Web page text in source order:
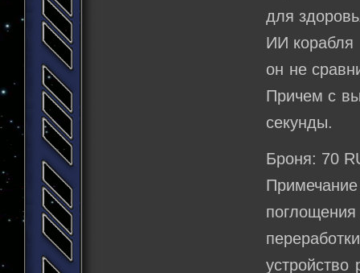
для
ИИ корабля
он не
Причем с
секунды.
Броня: 70
устройство